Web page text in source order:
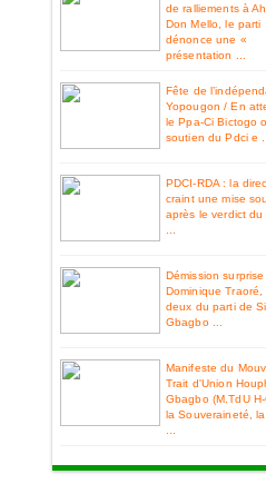
de ralliements à
Don Mello, le parti
dénonce une «
présentation ...
Fête de
Yopougon / En
le Ppa-Ci Bictogo
soutien du Pdci e ...
PDCI-RDA : la
craint une mise
après le verdict du
Démission
Dominique Traoré,
deux du parti de
Gbagbo ...
Manifeste du
Trait d'Union
Gbagbo (M.TdU
la Souveraineté,